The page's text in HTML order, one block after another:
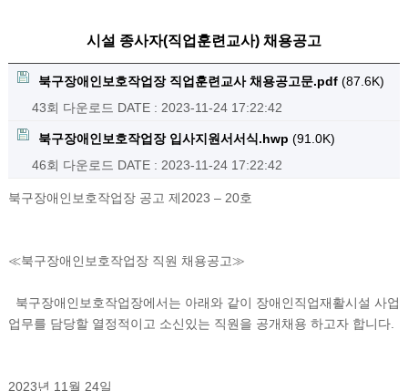
시설 종사자(직업훈련교사) 채용공고
북구장애인보호작업장 직업훈련교사 채용공고문.pdf(87.6K)
43회 다운로드 DATE : 2023-11-24 17:22:42
북구장애인보호작업장 입사지원서서식.hwp (91.0K)
46회 다운로드 DATE : 2023-11-24 17:22:42
북구장애인보호작업장 공고 제2023 – 20호
≪북구장애인보호작업장 직원 채용공고≫
북구장애인보호작업장에서는 아래와 같이 장애인직업재활시설 사업
업무를 담당할 열정적이고 소신있는 직원을 공개채용 하고자 합니다.
2023년 11월 24일